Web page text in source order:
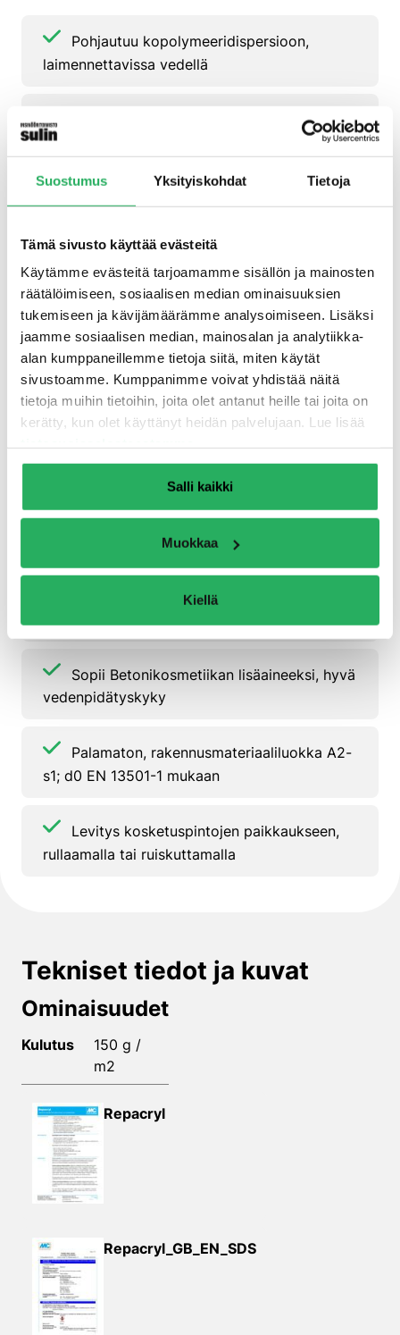
Suostumus Yksityiskohdat Tietoja
Tämä sivusto käyttää evästeitä
Käytämme evästeitä tarjoamamme sisällön ja mainosten
räätälöimiseen, sosiaalisen median ominaisuuksien
tukemiseen ja kävijämäärämme analysoimiseen. Lisäksi
jaamme sosiaalisen median, mainosalan ja analytiikka-
alan kumppaneillemme tietoja siitä, miten käytät
sivustoamme. Kumppanimme voivat yhdistää näitä
tietoja muihin tietoihin, joita olet antanut heille tai joita on
kerätty, kun olet käyttänyt heidän palvelujaan. Lue lisää
Salli kaikki
Muokkaa
Kiellä
Pohjautuu kopolymeeridispersioon,
laimennettavissa vedellä
Avoin vesihöyryn diffuusiolle EN 1504-2
mukaisesti
Alhaiset päästöt AgBB:n mukaan
Rekisteröity DGNB:n* kanssa (Koodi:
RMZMX5)
Erittäin hyvä väristabiilisuus BFS-julkaisun
nro 26 mukaisesti
Kohtalaisesti vähentynyt veden
imeytyminen, luokka W1 EN 1062-3 mukaan
Mattapintainen, saatavana kolmessa
Sopii Betonikosmetiikan lisäaineeksi, hyvä
vedenpidätyskyky
Palamaton, rakennusmateriaaliluokka A2-
s1; d0 EN 13501-1 mukaan
Levitys kosketuspintojen paikkaukseen,
rullaamalla tai ruiskuttamalla
Tekniset tiedot ja kuvat
Ominaisuudet
Kulutus
150 g /
m2
Repacryl
Repacryl_GB_EN_SDS